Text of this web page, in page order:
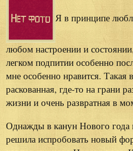
Я в принципе
любом настроении и
легком подпитии особенно
мне особенно нравится. Такая
раскованная, где-то на грани
жизни и очень развратная в
Однажды в канун Нового года
решила испробовать новый